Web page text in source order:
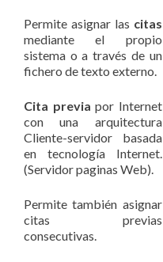
Permite asignar las citas
mediante el propio
sistema o a través de un
fichero de texto externo.
Cita previa por Internet
con una arquitectura
Cliente-servidor basada
en tecnología Internet.
(Servidor paginas Web).
Permite también asignar
citas previas
consecutivas.